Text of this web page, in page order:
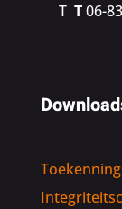
T T06-